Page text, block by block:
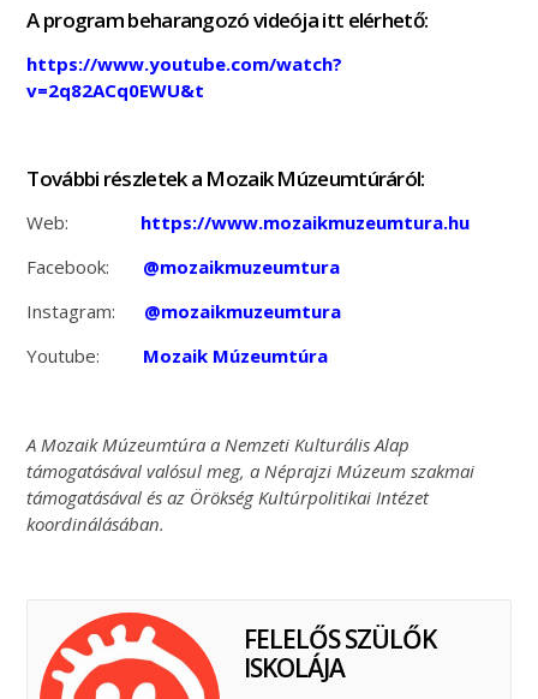
A program beharangozó videója itt elérhető:
https://www.youtube.com/watch?
v=2q82ACq0EWU&t
További részletek a Mozaik Múzeumtúráról:
Web:
https://www.mozaikmuzeumtura.hu
Facebook:
@mozaikmuzeumtura
Instagram: @mozaikmuzeumtura
Youtube: Mozaik Múzeumtúra
A Mozaik Múzeumtúra a Nemzeti Kulturális Alap
támogatásával valósul meg, a Néprajzi Múzeum szakmai
támogatásával és az Örökség Kultúrpolitikai Intézet
koordinálásában.
FELELŐS SZÜLŐK
ISKOLÁJA